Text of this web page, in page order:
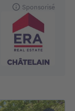
Sponsorisé